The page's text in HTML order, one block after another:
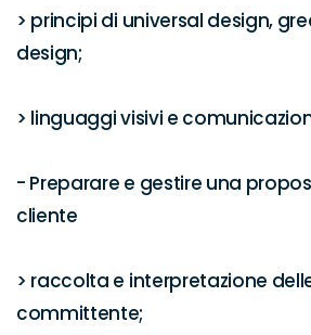
> principi di universal design,
design;
> linguaggi visivi e
- Preparare e gestire una
cliente
> raccolta e interpretazione
committente;